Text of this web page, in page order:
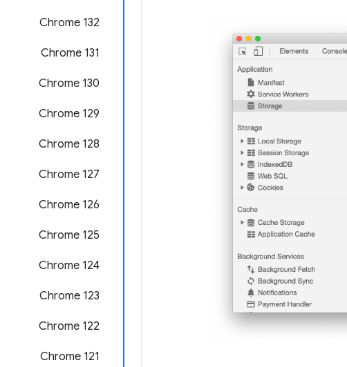
Chrome 132
Chrome 131
Chrome 130
Chrome 129
‫Chrome 128
‫Chrome 127
‫Chrome 126
‫Chrome 125
Chrome 124
Chrome 123
‫Chrome 122
‫Chrome 121